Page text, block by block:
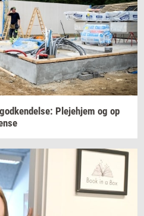
god­ken­del­se: Ple­je­hjem og op